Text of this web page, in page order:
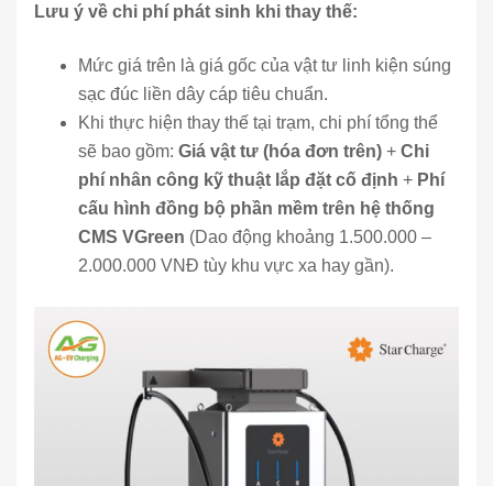
Lưu ý về chi phí phát sinh khi thay thế:
Mức giá trên là giá gốc của vật tư linh kiện súng
sạc đúc liền dây cáp tiêu chuẩn.
Khi thực hiện thay thế tại trạm, chi phí tổng thể
sẽ bao gồm: Giá vật tư (hóa đơn trên) + Chi
phí nhân công kỹ thuật lắp đặt cố định + Phí
cấu hình đồng bộ phần mềm trên hệ thống
CMS VGreen (Dao động khoảng 1.500.000 –
2.000.000 VNĐ tùy khu vực xa hay gần).